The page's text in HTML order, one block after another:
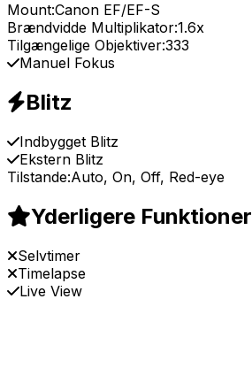
Mount:Canon EF/EF-S
Brændvidde Multiplikator:1.6x
Tilgængelige Objektiver:333
Manuel Fokus
Blitz
Indbygget Blitz
Ekstern Blitz
Tilstande:Auto, On, Off, Red-eye
Yderligere Funktioner
Selvtimer
Timelapse
Live View